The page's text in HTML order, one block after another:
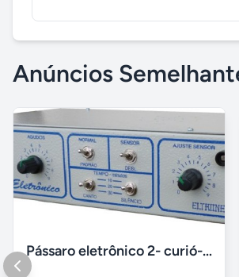
Anúncios
Pássaro eletrônico 2- curió- bicudo- coleiro